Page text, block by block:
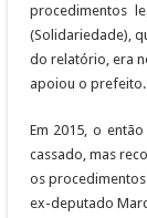
procedimentos
(Solidariedade),
do relatório, era
apoiou o prefeito.
Em 2015, o
cassado, mas
os
ex-deputado